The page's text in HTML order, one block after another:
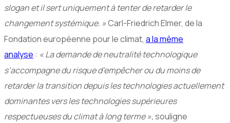
slogan et il sert uniquement à tenter de retarder le
changement systémique. »Carl-Friedrich Elmer, de la
Fondation européenne pour le climat, a la même
analyse : «La demande de neutralité technologique
s’accompagne du risque d’empêcher ou du moins de
retarder la transition depuis les technologies actuellement
dominantes vers les technologies supérieures
respectueuses du climat à long terme»,souligne